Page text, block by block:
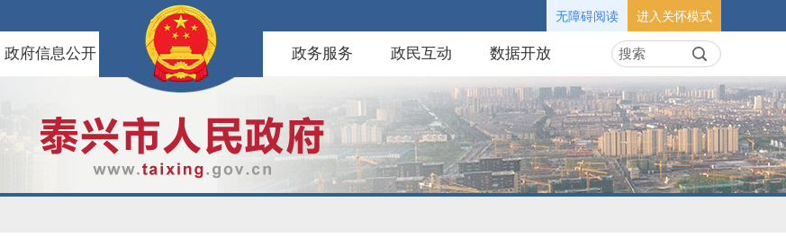
无障碍阅读 进入关怀模式
政府信息公开 政务服务 政民互动 数据开放